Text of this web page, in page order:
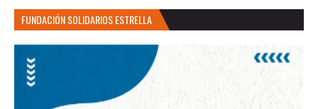
FUNDACIÓN SOLIDARIOS ESTRELLA